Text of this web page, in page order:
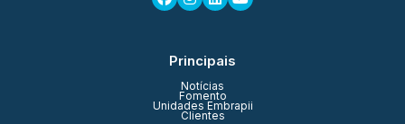
Principais
Notícias
Fomento
Unidades Embrapii
Clientes